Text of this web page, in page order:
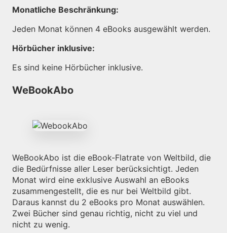
Monatliche Beschränkung:
Jeden Monat können 4 eBooks ausgewählt werden.
Hörbücher inklusive:
Es sind keine Hörbücher inklusive.
WeBookAbo
WeBookAbo ist die eBook-Flatrate von Weltbild, die
die Bedürfnisse aller Leser berücksichtigt. Jeden
Monat wird eine exklusive Auswahl an eBooks
zusammengestellt, die es nur bei Weltbild gibt.
Daraus kannst du 2 eBooks pro Monat auswählen.
Zwei Bücher sind genau richtig, nicht zu viel und
nicht zu wenig.